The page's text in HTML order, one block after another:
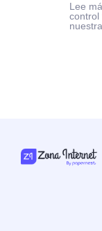
Lee
control